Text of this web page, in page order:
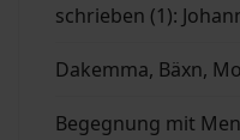
schrieben (1):
Dakemma, Bäxn,
Begegnung mit